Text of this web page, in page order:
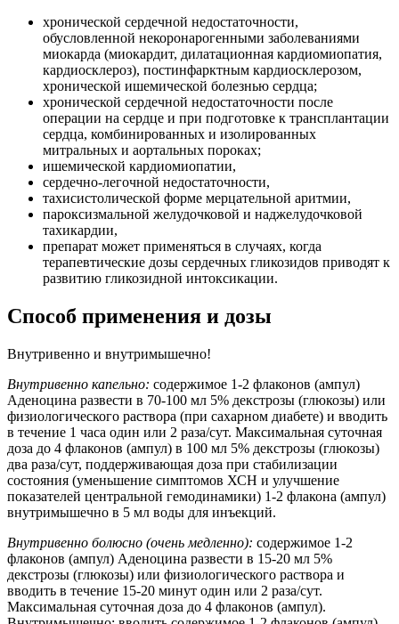
хронической сердечной недостаточности,
обусловленной некоронарогенными заболеваниями
миокарда (миокардит, дилатационная кардиомиопатия,
кардиосклероз), постинфарктным кардиосклерозом,
хронической ишемической болезнью сердца;
хронической сердечной недостаточности после
операции на сердце и при подготовке к трансплантации
сердца, комбинированных и изолированных
митральных и аортальных пороках;
ишемической кардиомиопатии,
сердечно-легочной недостаточности,
тахисистолической форме мерцательной аритмии,
пароксизмальной желудочковой и наджелудочковой
тахикардии,
препарат может применяться в случаях, когда
терапевтические дозы сердечных гликозидов приводят к
развитию гликозидной интоксикации.
Способ применения и дозы
Внутривенно и внутримышечно!
Внутривенно капельно: содержимое 1-2 флаконов (ампул)
Аденоцина развести в 70-100 мл 5% декстрозы (глюкозы) или
физиологического раствора (при сахарном диабете) и вводить
в течение 1 часа один или 2 раза/сут. Максимальная суточная
доза до 4 флаконов (ампул) в 100 мл 5% декстрозы (глюкозы)
два раза/сут, поддерживающая доза при стабилизации
состояния (уменьшение симптомов ХСН и улучшение
показателей центральной гемодинамики) 1-2 флакона (ампул)
внутримышечно в 5 мл воды для инъекций.
Внутривенно болюсно (очень медленно): содержимое 1-2
флаконов (ампул) Аденоцина развести в 15-20 мл 5%
декстрозы (глюкозы) или физиологического раствора и
вводить в течение 15-20 минут один или 2 раза/сут.
Максимальная суточная доза до 4 флаконов (ампул).